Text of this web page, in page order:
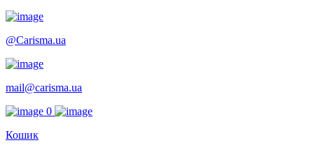
@Carisma.ua
mail@carisma.ua
0
Кошик